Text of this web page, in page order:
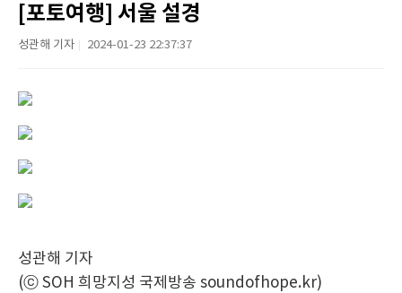
[포토여행] 서울 설경
성관해 기자 2024-01-23 22:37:37
성관해 기자
(ⓒ SOH 희망지성 국제방송 soundofhope.kr)